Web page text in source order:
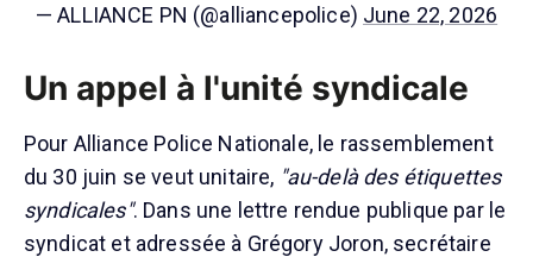
— ALLIANCE PN (@alliancepolice) June 22, 2026
Un appel à l'unité syndicale
Pour Alliance Police Nationale, le rassemblement
du 30 juin se veut unitaire, "au-delà des étiquettes
syndicales". Dans une lettre rendue publique par le
syndicat et adressée à Grégory Joron, secrétaire